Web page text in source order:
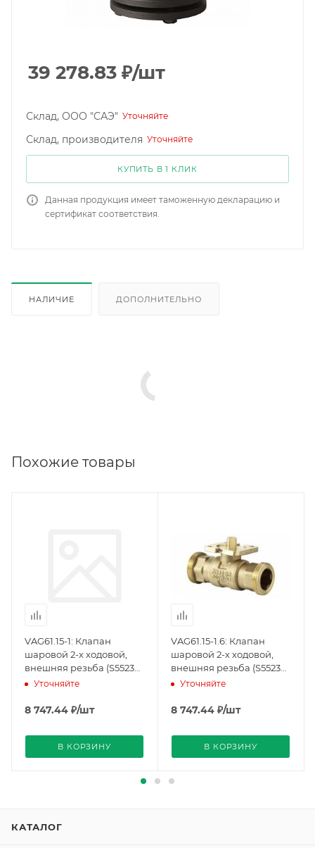
39 278.83 ₽/шт
Склад, ООО "САЭ" Уточняйте
Склад, производителя Уточняйте
КУПИТЬ В 1 КЛИК
Данная продукция имеет таможенную декларацию и
сертификат соответствия.
НАЛИЧИЕ ДОПОЛНИТЕЛЬНО
Похожие товары
VAG61.15-1: Клапан
шаровой 2-х ходовой,
внешняя резьба (S55230-
V100), Siemens
Уточняйте
8 747.44 ₽/шт
В КОРЗИНУ
VAG61.15-1.6: Клапан
шаровой 2-х ходовой,
внешняя резьба (S55230-
V101), Siemens
Уточняйте
8 747.44 ₽/шт
В КОРЗИНУ
КАТАЛОГ